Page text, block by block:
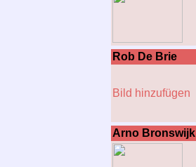
Rob De Brie
Bild hinzufügen
Arno Bronswijk